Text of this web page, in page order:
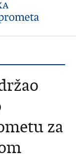
za